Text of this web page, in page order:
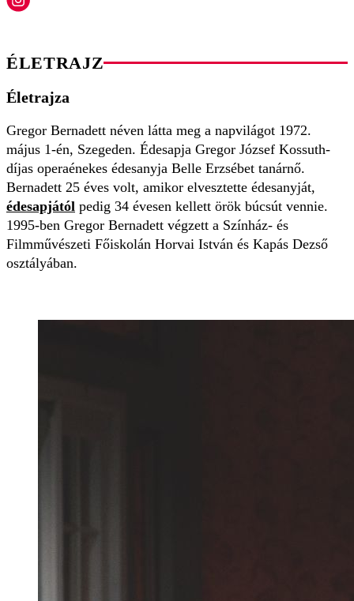
ÉLETRAJZ
Életrajza
Gregor Bernadett néven látta meg a napvilágot 1972.
május 1-én, Szegeden. Édesapja Gregor József Kossuth-
díjas operaénekes édesanyja Belle Erzsébet tanárnő.
Bernadett 25 éves volt, amikor elvesztette édesanyját,
édesapjától pedig 34 évesen kellett örök búcsút vennie.
1995-ben Gregor Bernadett végzett a Színház- és
Filmművészeti Főiskolán Horvai István és Kapás Dezső
osztályában.